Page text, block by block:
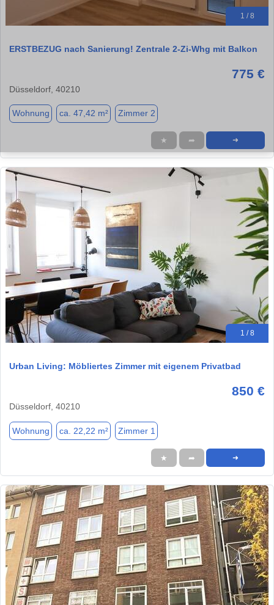
1 / 8
ERSTBEZUG nach Sanierung! Zentrale 2-Zi-Whg mit Balkon
775 €
Düsseldorf, 40210
Wohnung ca. 47,42 m² Zimmer 2
★ ➦ ➜
1 / 8
Urban Living: Möbliertes Zimmer mit eigenem Privatbad
850 €
Düsseldorf, 40210
Wohnung ca. 22,22 m² Zimmer 1
★ ➦ ➜